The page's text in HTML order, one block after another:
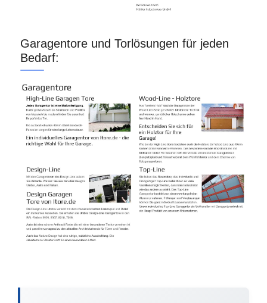
Garagentore und Torlösungen für jeden
Bedarf: